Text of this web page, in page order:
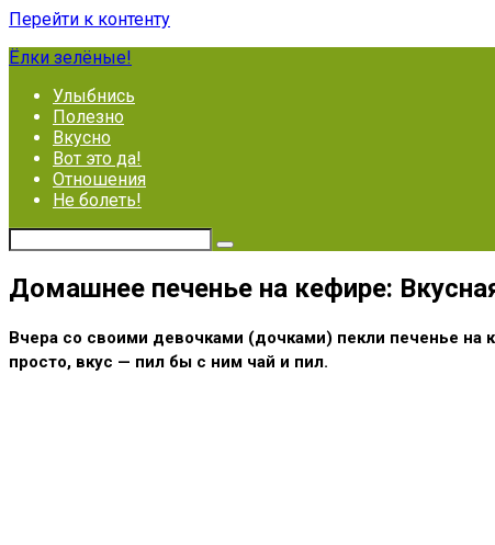
Перейти к контенту
Ёлки зелёные!
Улыбнись
Полезно
Вкусно
Вот это да!
Отношения
Не болеть!
Домашнее печенье на кефире:
Вчера со своими девочками (дочками) пекли печенье на
просто, вкус — пил бы с ним чай и пил.